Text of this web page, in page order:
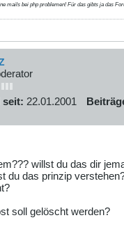
mails bei php problemen! Für das gibts ja das
seit: 22.01.2001
willst du das dir
du das prinzip
soll gelöscht werden?